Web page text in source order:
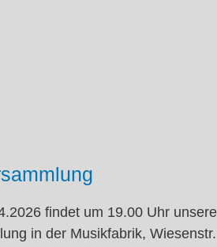
findet um 19.00 Uhr unsere
in der Musikfabrik, Wiesenstr.